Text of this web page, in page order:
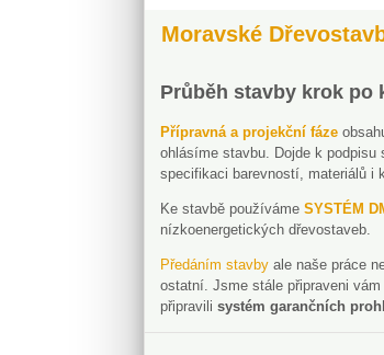
Moravské
Průběh stavby krok po
Přípravná a projekční fáze
ohlásíme stavbu. Dojde k podpisu
specifikaci barevností, materiálů i
Ke stavbě používáme SYSTÉM
nízkoenergetických dřevostaveb.
Předáním stavby ale naše práce
ostatní. Jsme stále připraveni
připravili systém garančních